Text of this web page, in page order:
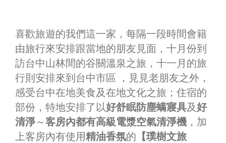
喜歡旅遊的我們這一家，每隔一段時間會籍
由旅行來安排跟當地的朋友見面，十月份到
訪台中山林間的谷關溫泉之旅，十一月的旅
行則安排來到台中市區 ，見見老朋友之外，
感受台中在地美食及在地文化之旅；住宿的
部份，特地安排了以好舒眠防塵螨寢具及好
清淨～客房內都有高級電漿空氣清淨機 ，加
上客房內有使用精油香氛的 【璞樹文旅